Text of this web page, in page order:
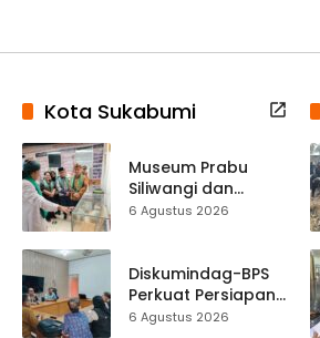
Kota Sukabumi
Museum Prabu
Siliwangi dan
Museum Keramik
Hampir 500 Koleksi
Dipisahkan
6 Agustus 2026
Diskumindag-BPS
Perkuat Persiapan
Sensus Ekonomi,
6 Agustus 2026